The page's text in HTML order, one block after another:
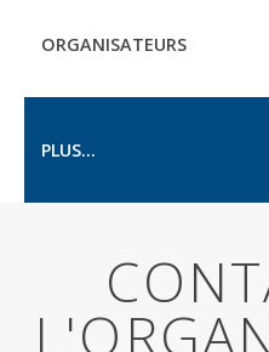
ORGANISATEURS
PLUS...